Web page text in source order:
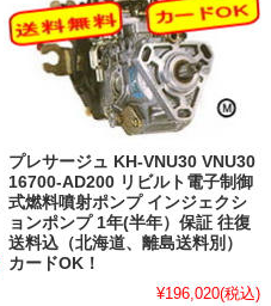
プレサージュ KH-VNU30 VNU30
16700-AD200 リビルト電子制御
式燃料噴射ポンプ インジェクシ
ョンポンプ 1年(半年）保証 往復
送料込（北海道、離島送料別）
カードOK！
¥196,020(税込)